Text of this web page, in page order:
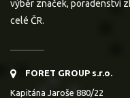
výběr značek, poradenství
celé ČR.
FORET GROUP s.r.o.
Kapitána Jaroše 880/22